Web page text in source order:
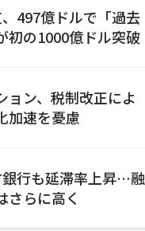
497億ドルで「過去
の1000億ドル突破
ョン、税制改正によ
加速を憂慮
行も延滞率上昇…融
さらに高く